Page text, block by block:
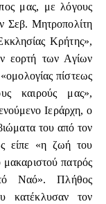
μας, με λόγους
Σεβ. Μητροπολίτη
Κρήτης»,
εορτή των Αγίων
πίστεως
καιρούς μας»,
Ιεράρχη, ο
του από τον
είπε «η ζωή του
πατρός
Ναό». Πλήθος
κατέκλυσαν τον